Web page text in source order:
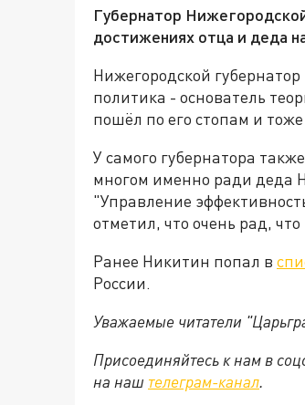
Губернатор
достижениях отца и деда
Нижегородской
политика - основатель
пошёл по его стопам и
У самого губернатора
многом именно ради деда
"Управление
отметил, что очень рад,
Ранее Никитин попал в
России.
Уважаемые читатели
Присоединяйтесь к нам в
на наш телеграм-канал.